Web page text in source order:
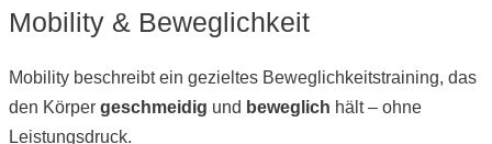
Mobility & Beweglichkeit
Mobility beschreibt ein gezieltes Beweglichkeitstraining, das
den Körper geschmeidig und beweglich hält – ohne
Leistungsdruck.